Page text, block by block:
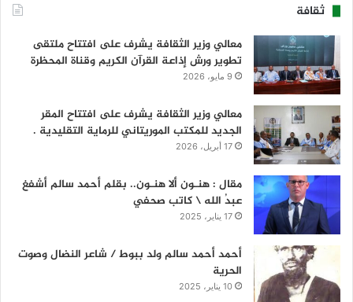
ثقافة
معالي وزير الثقافة يشرف على افتتاح ملتقى
تطوير ورش إذاعة القرآن الكريم وقناة المحظرة
9 مايو، 2026
معالي وزير الثقافة يشرف على افتتاح المقر
الجديد للمكتب الموريتاني للرماية التقليدية .
17 أبريل، 2026
مقال : هنـون ألا هنـون.. بقلم أحمد سالم أشفغ
عبدُ الله \ كاتب صحفي
17 يناير، 2025
أحمد أحمد سالم ولد ببوط / شاعر النضال وصوت
الحرية
10 يناير، 2025